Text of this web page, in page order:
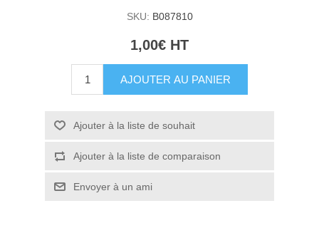
SKU: B087810
1,00€ HT
AJOUTER AU PANIER
Ajouter à la liste de souhait
Ajouter à la liste de comparaison
Envoyer à un ami